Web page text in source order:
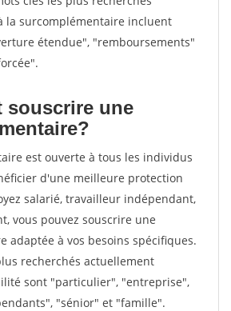
la surcomplémentaire incluent
étendue", "remboursements"
souscrire une
est ouverte à tous les individus
d'une meilleure protection
salarié, travailleur indépendant,
vous pouvez souscrire une
adaptée à vos besoins spécifiques.
recherchés actuellement
sont "particulier", "entreprise",
"sénior" et "famille".